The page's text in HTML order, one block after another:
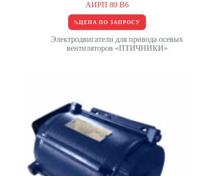
АИРП 80 В6
ЦЕНА ПО ЗАПРОСУ
Электродвигатели для привода осевых
вентиляторов «ПТИЧНИКИ»